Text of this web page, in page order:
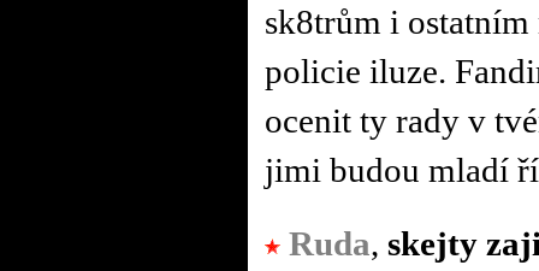
sk8trům i
policie iluze.
ocenit ty rady v
jimi budou mladí
Ruda, skejty